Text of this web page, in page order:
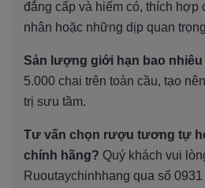
đẳng cấp và hiếm có, thích hợp
nhân hoặc những dịp quan
Sản lượng giới hạn bao nhiêu
5.000 chai trên toàn cầu, tạo
trị sưu tầm.
Tư vấn chọn rượu tương tự
chính hãng? Quý khách vui
Ruoutaychinhhang qua số